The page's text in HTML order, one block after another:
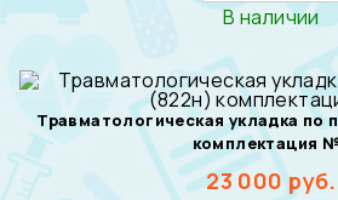
В наличии
Травматологическая укладка по
комплектация
23 000руб.